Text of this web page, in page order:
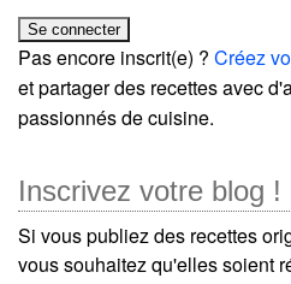
Pas encore inscrit(e) ? Créez
et partager des recettes avec
passionnés de cuisine.
Inscrivez votre blog !
Si vous publiez des recettes
vous souhaitez qu'elles soient